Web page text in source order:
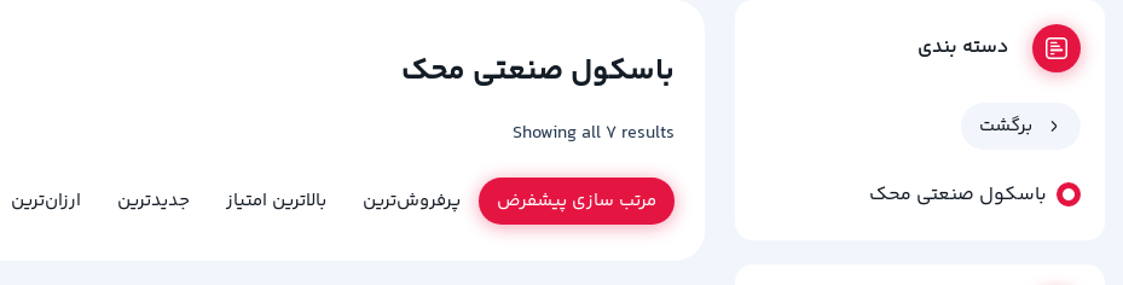
دسته بندی
برگشت
باسکول صنعتی محک
باسکول صنعتی محک
Showing all 7 results
مرتب سازی پیشفرض پرفروش‌ترین بالاترین امتیاز جدیدترین ارزان‌ترین